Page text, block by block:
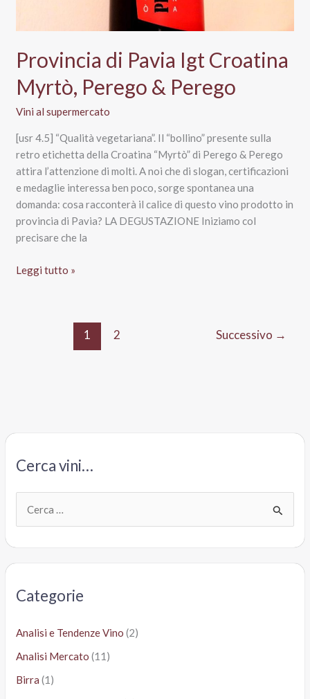
Provincia di Pavia Igt Croatina
Myrtò, Perego & Perego
Vini al supermercato
[usr 4.5] “Qualità vegetariana”. Il “bollino” presente sulla
retro etichetta della Croatina “Myrtò” di Perego & Perego
attira l’attenzione di molti. A noi che di slogan, certificazioni
e medaglie interessa ben poco, sorge spontanea una
domanda: cosa racconterà il calice di questo vino prodotto in
provincia di Pavia? LA DEGUSTAZIONE Iniziamo col
precisare che la
Provincia
Leggi tutto »
1 2 Successivo →
Cerca vini…
Categorie
Analisi e Tendenze Vino (2)
Analisi Mercato (11)
Birra (1)